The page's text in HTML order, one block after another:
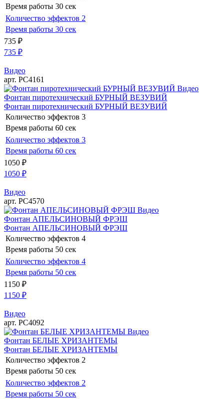
Время работы 30 сек
Количество эффектов 2
Время работы 30 сек
735 ₽
735 ₽
Видео
арт. РС4161
Видео
Фонтан пиротехнический БУРНЫЙ ВЕЗУВИЙ
Фонтан пиротехнический БУРНЫЙ ВЕЗУВИЙ
Количество эффектов 3
Время работы 60 сек
Количество эффектов 3
Время работы 60 сек
1050 ₽
1050 ₽
Видео
арт. РС4570
Видео
Фонтан АПЕЛЬСИНОВЫЙ ФРЭШ
Фонтан АПЕЛЬСИНОВЫЙ ФРЭШ
Количество эффектов 4
Время работы 50 сек
Количество эффектов 4
Время работы 50 сек
1150 ₽
1150 ₽
Видео
арт. РС4092
Видео
Фонтан БЕЛЫЕ ХРИЗАНТЕМЫ
Фонтан БЕЛЫЕ ХРИЗАНТЕМЫ
Количество эффектов 2
Время работы 50 сек
Количество эффектов 2
Время работы 50 сек